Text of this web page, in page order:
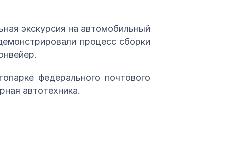
экскурсия на автомобильный
процесс сборки
федерального почтового
автотехника.